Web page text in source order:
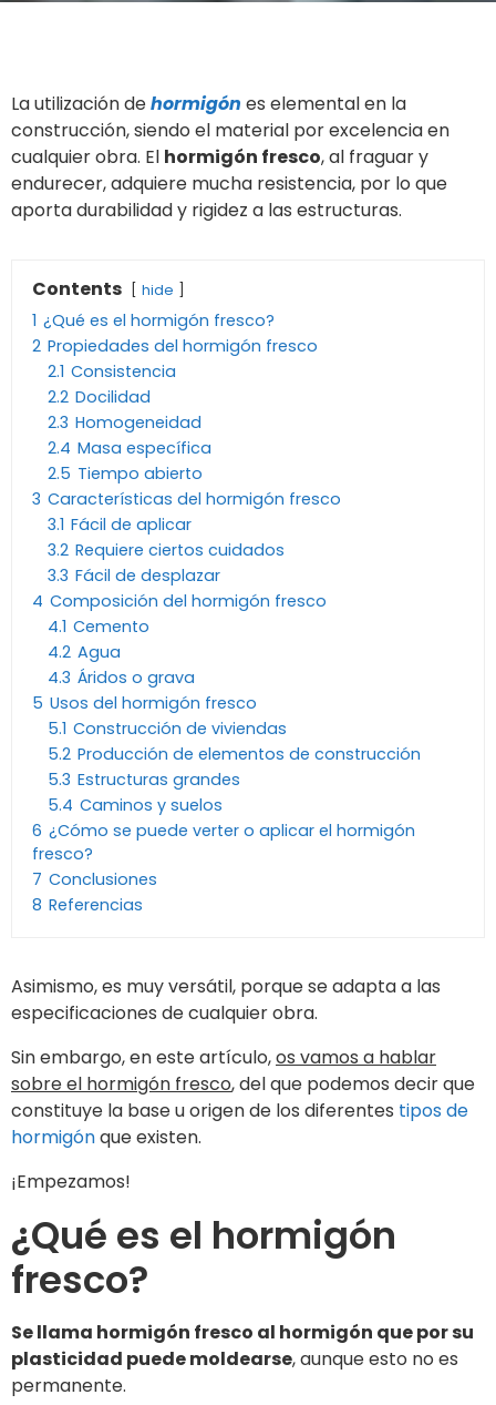
La utilización dehormigón es elemental en la
construcción, siendo el material por excelencia en
cualquier obra. El hormigón fresco, al fraguar y
endurecer, adquiere mucha resistencia, por lo que
aporta durabilidad y rigidez a las estructuras.
Contents hide
1 ¿Qué es el hormigón fresco?
2 Propiedades del hormigón fresco
2.1 Consistencia
2.2 Docilidad
2.3 Homogeneidad
2.4 Masa específica
2.5 Tiempo abierto
3 Características del hormigón fresco
3.1 Fácil de aplicar
3.2 Requiere ciertos cuidados
3.3 Fácil de desplazar
4 Composición del hormigón fresco
4.1 Cemento
4.2 Agua
4.3 Áridos o grava
5 Usos del hormigón fresco
5.1 Construcción de viviendas
5.2 Producción de elementos de construcción
5.3 Estructuras grandes
5.4 Caminos y suelos
6 ¿Cómo se puede verter o aplicar el hormigón
fresco?
7 Conclusiones
8 Referencias
Asimismo, es muy versátil, porque se adapta a las
especificaciones de cualquier obra.
Sin embargo, en este artículo,os vamos a hablar
sobre el hormigón fresco, del que podemos decir que
constituye la base u origen de los diferentes tipos de
hormigónque existen.
¡Empezamos!
¿Qué es el hormigón
fresco?
Se llama hormigón fresco al hormigón que por su
plasticidad puede moldearse, aunque esto no es
permanente.